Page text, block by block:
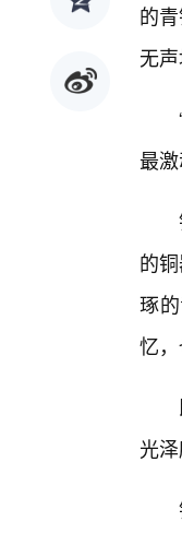
的
无
最激
的
琢
忆
光